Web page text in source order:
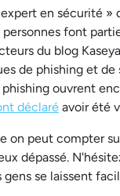
en sécurité »
personnes font
du blog
de phishing et
ouvrent
déclaré avoir été
on peut compter
dépassé.
se laissent